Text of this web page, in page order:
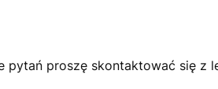
pytań proszę skontaktować się z